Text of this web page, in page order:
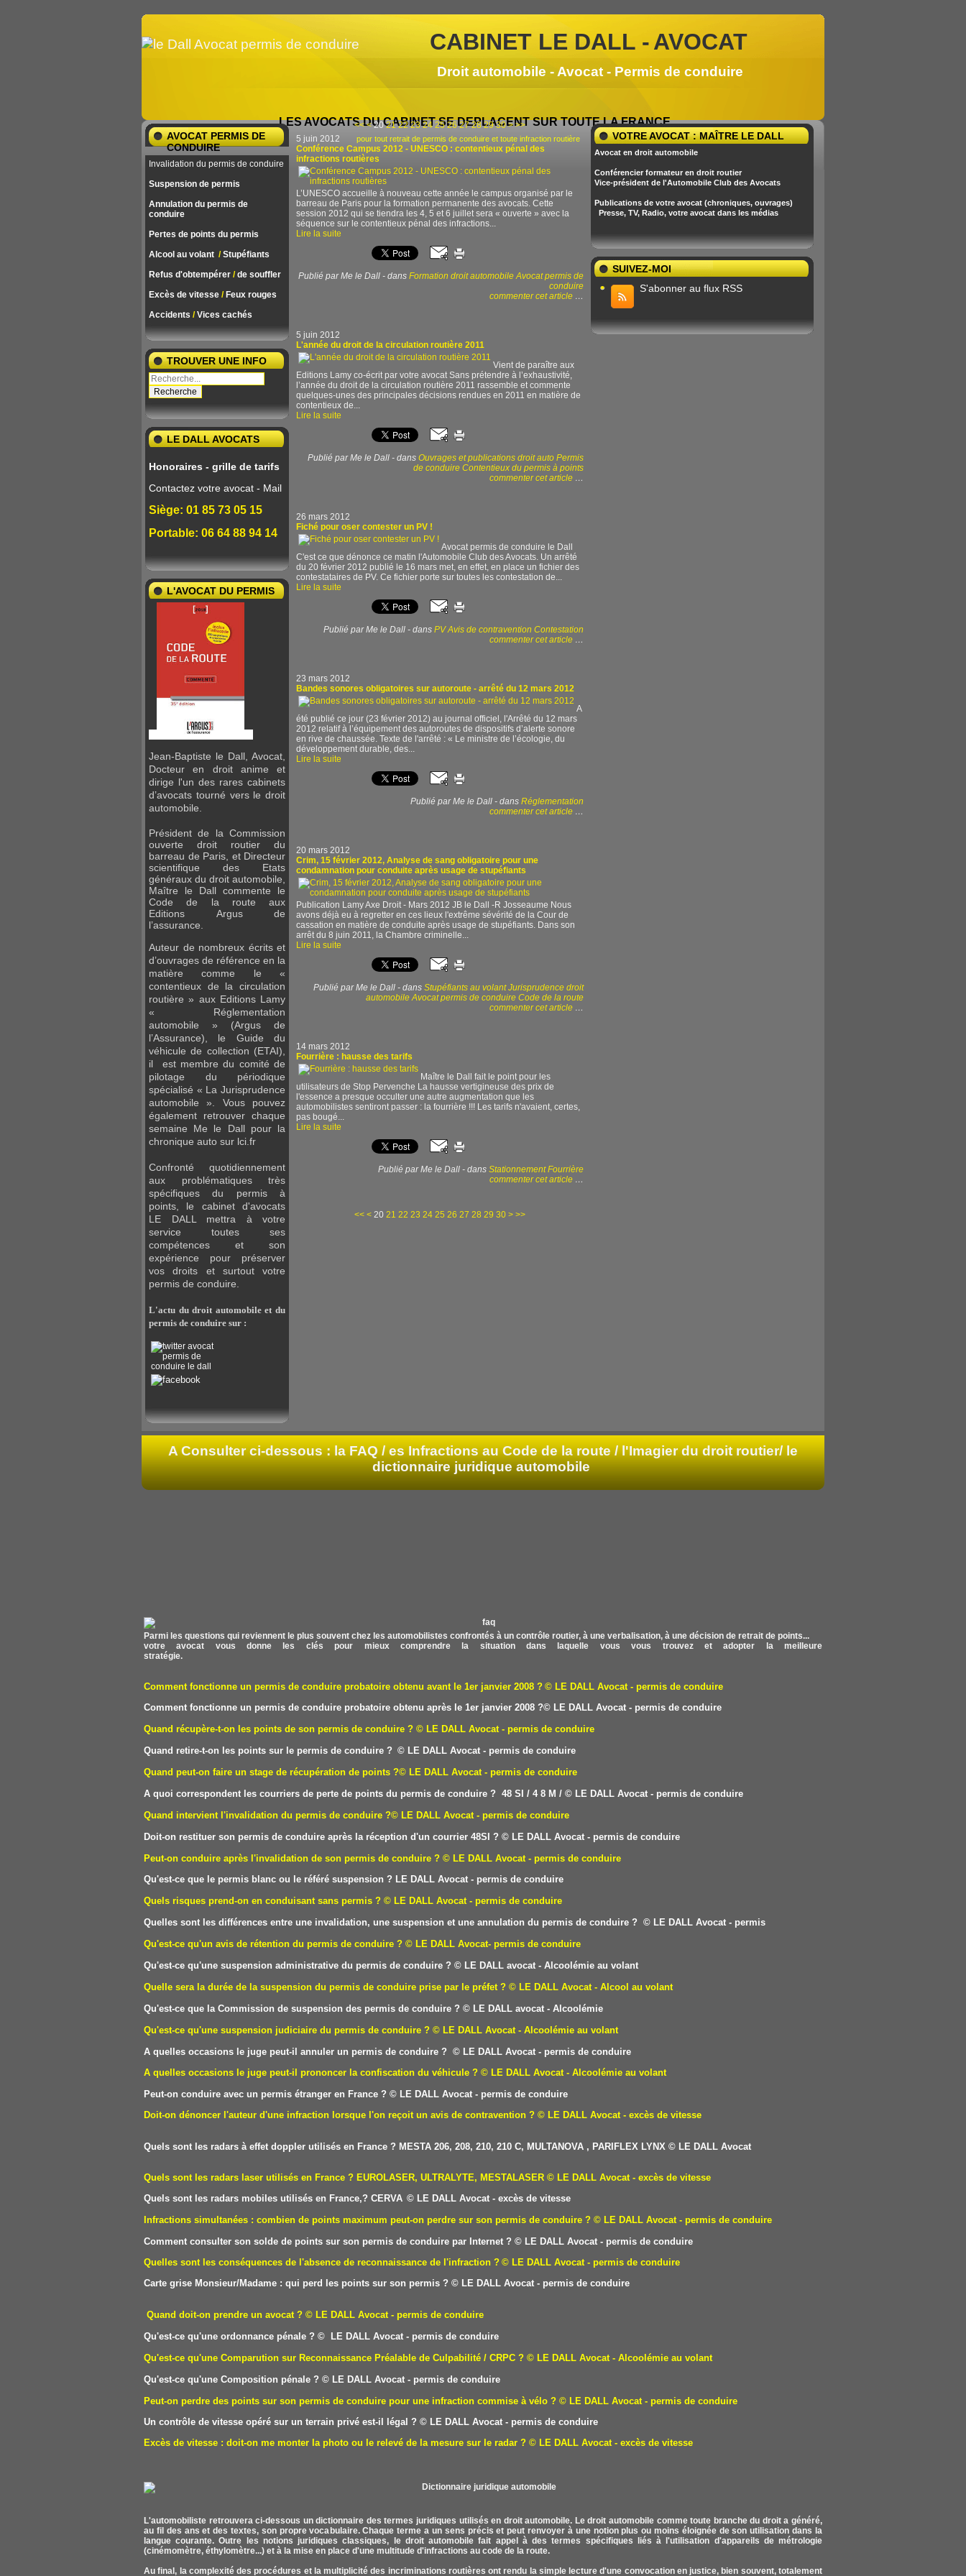
CABINET LE DALL -AVOCAT
Droit automobile - Avocat - Permis de conduire
LES AVOCATS DU CABINET SE DEPLACENT SUR TOUTE LA FRANCE
pour tout retrait de permis de conduire et toute infraction routière
AVOCAT PERMIS DE
CONDUIRE
Invalidation du permis de conduire
Suspension de permis
Annulation du permis de
conduire
Pertes de points du permis
Alcool au volant /Stupéfiants
Refus d'obtempérer /de souffler
Excès de vitesse / Feux rouges
Accidents /Vices cachés
TROUVER UNE INFO
LE DALL AVOCATS
Honoraires - grille de tarifs
Contactez votre avocat - Mail
Siège: 01 85 73 05 15
Portable: 06 64 88 94 14
L'AVOCAT DU PERMIS
Jean-Baptiste le Dall, Avocat,
Docteur en droit anime et
dirige l'un des rares cabinets
d’avocats tourné vers le droit
automobile.
Président de la Commission
ouverte droit routier du
barreau de Paris, et Directeur
scientifique des Etats
généraux du droit automobile,
Maître le Dall commente le
Code de la route aux
Editions Argus de
l’assurance.
Auteur de nombreux écrits et
d’ouvrages de référence en la
matière comme le «
contentieux de la circulation
routière » aux Editions Lamy
« Réglementation
automobile » (Argus de
l’Assurance), le Guide du
véhicule de collection (ETAI),
il est membre du comité de
pilotage du périodique
spécialisé « La Jurisprudence
automobile ». Vous pouvez
également retrouver chaque
semaine Me le Dall pour la
chronique auto sur lci.fr
Confronté quotidiennement
aux problématiques très
spécifiques du permis à
points, le cabinet d'avocats
LE DALL mettra à votre
service toutes ses
compétences et son
expérience pour préserver
vos droits et surtout votre
permis de conduire.
L'actu du droit automobile et du
permis de conduire sur :
<< <10
20 21 22 23 24 25 26 27 28 29 3040
50
60
> >>
5 juin 2012
Conférence Campus 2012 - UNESCO : contentieux pénal des
infractions routières
L’UNESCO accueille à nouveau cette année le campus organisé par le
barreau de Paris pour la formation permanente des avocats. Cette
session 2012 qui se tiendra les 4, 5 et 6 juillet sera « ouverte » avec la
séquence sur le contentieux pénal des infractions...
Lire la suite
Publié par Me le Dall - dans Formation droit automobile Avocat permis de
conduire
commenter cet article …
5 juin 2012
L'année du droit de la circulation routière 2011
Vient de paraître aux
Editions Lamy co-écrit par votre avocat Sans prétendre à l’exhaustivité,
l’année du droit de la circulation routière 2011 rassemble et commente
quelques-unes des principales décisions rendues en 2011 en matière de
contentieux de...
Lire la suite
Publié par Me le Dall - dans Ouvrages et publications droit auto Permis
de conduire Contentieux du permis à points
commenter cet article …
26 mars 2012
Fiché pour oser contester un PV !
Avocat permis de conduire le Dall
C'est ce que dénonce ce matin l'Automobile Club des Avocats. Un arrêté
du 20 février 2012 publié le 16 mars met, en effet, en place un fichier des
contestataires de PV. Ce fichier porte sur toutes les contestation de...
Lire la suite
Publié par Me le Dall - dans PV Avis de contravention Contestation
commenter cet article …
23 mars 2012
Bandes sonores obligatoires sur autoroute - arrêté du 12 mars 2012
A
été publié ce jour (23 février 2012) au journal officiel, l'Arrêté du 12 mars
2012 relatif à l’équipement des autoroutes de dispositifs d’alerte sonore
en rive de chaussée. Texte de l'arrêté : « Le ministre de l’écologie, du
développement durable, des...
Lire la suite
Publié par Me le Dall - dans Réglementation
commenter cet article …
20 mars 2012
Crim, 15 février 2012, Analyse de sang obligatoire pour une
condamnation pour conduite après usage de stupéfiants
Publication Lamy Axe Droit - Mars 2012 JB le Dall -R Josseaume Nous
avons déjà eu à regretter en ces lieux l'extrême sévérité de la Cour de
cassation en matière de conduite après usage de stupéfiants. Dans son
arrêt du 8 juin 2011, la Chambre criminelle...
Lire la suite
Publié par Me le Dall - dans Stupéfiants au volant Jurisprudence droit
automobile Avocat permis de conduire Code de la route
commenter cet article …
14 mars 2012
Fourrière : hausse des tarifs
Maître le Dall fait le point pour les
utilisateurs de Stop Pervenche La hausse vertigineuse des prix de
l'essence a presque occulter une autre augmentation que les
automobilistes sentiront passer : la fourrière !!! Les tarifs n'avaient, certes,
pas bougé...
Lire la suite
Publié par Me le Dall - dans Stationnement Fourrière
commenter cet article …
<< < 10
20 21 22 23 24 25 26 27 28 29 30 40
50
60
> >>
VOTRE AVOCAT : MAÎTRE LE DALL
Avocat en droit automobile
Conférencier formateur en droit routier
Vice-président de l'Automobile Club des Avocats
Publications de votre avocat (chroniques, ouvrages)
Presse, TV, Radio, votre avocat dans les médias
SUIVEZ-MOI
S'abonner au flux RSS
A Consulter ci-dessous : la FAQ /es Infractions au Code de la route / l'Imagier du droit routier/ le
dictionnaire juridique automobile
Parmi les questions qui reviennent le plus souvent chez les automobilistes confrontés à un contrôle routier, à une verbalisation, à une décision de retrait de points...
votre avocat vous donne les clés pour mieux comprendre la situation dans laquelle vous vous trouvez et adopter la meilleure
stratégie.
Comment fonctionne un permis de conduire probatoire obtenu avant le 1er janvier 2008 ? © LE DALL Avocat - permis de conduire
Comment fonctionne un permis de conduire probatoire obtenu après le 1er janvier 2008 ?© LE DALL Avocat - permis de conduire
Quand récupère-t-on les points de son permis de conduire ? © LE DALL Avocat - permis de conduire
Quand retire-t-on les points sur le permis de conduire ? © LE DALL Avocat - permis de conduire
Quand peut-on faire un stage de récupération de points ?© LE DALL Avocat - permis de conduire
A quoi correspondent les courriers de perte de points du permis de conduire ? 48 SI / 4 8 M / © LE DALL Avocat - permis de conduire
Quand intervient l'invalidation du permis de conduire ?© LE DALL Avocat - permis de conduire
Doit-on restituer son permis de conduire après la réception d'un courrier 48SI ? © LE DALL Avocat - permis de conduire
Peut-on conduire après l'invalidation de son permis de conduire ? © LE DALL Avocat - permis de conduire
Qu'est-ce que le permis blanc ou le référé suspension ? LE DALL Avocat - permis de conduire
Quels risques prend-on en conduisant sans permis ? © LE DALL Avocat - permis de conduire
Quelles sont les différences entre une invalidation, une suspension et une annulation du permis de conduire ? © LE DALL Avocat - permis
Qu'est-ce qu'un avis de rétention du permis de conduire ? © LE DALL Avocat- permis de conduire
Qu'est-ce qu'une suspension administrative du permis de conduire ? © LE DALL avocat - Alcoolémie au volant
Quelle sera la durée de la suspension du permis de conduire prise par le préfet ? © LE DALL Avocat - Alcool au volant
Qu'est-ce que la Commission de suspension des permis de conduire ? © LE DALL avocat - Alcoolémie
Qu'est-ce qu'une suspension judiciaire du permis de conduire ? © LE DALL Avocat - Alcoolémie au volant
A quelles occasions le juge peut-il annuler un permis de conduire ? © LE DALL Avocat - permis de conduire
A quelles occasions le juge peut-il prononcer la confiscation du véhicule ? © LE DALL Avocat - Alcoolémie au volant
Peut-on conduire avec un permis étranger en France ? © LE DALL Avocat - permis de conduire
Doit-on dénoncer l'auteur d'une infraction lorsque l'on reçoit un avis de contravention ? © LE DALL Avocat - excès de vitesse
Quels sont les radars à effet doppler utilisés en France ? MESTA 206, 208, 210, 210 C, MULTANOVA , PARIFLEX LYNX © LE DALL Avocat
Quels sont les radars laser utilisés en France ? EUROLASER, ULTRALYTE, MESTALASER © LE DALL Avocat - excès de vitesse
Quels sont les radars mobiles utilisés en France,? CERVA © LE DALL Avocat - excès de vitesse
Infractions simultanées : combien de points maximum peut-on perdre sur son permis de conduire ? © LE DALL Avocat - permis de conduire
Comment consulter son solde de points sur son permis de conduire par Internet ? © LE DALL Avocat - permis de conduire
Quelles sont les conséquences de l'absence de reconnaissance de l'infraction ? © LE DALL Avocat - permis de conduire
Carte grise Monsieur/Madame : qui perd les points sur son permis ? © LE DALL Avocat - permis de conduire
Quand doit-on prendre un avocat ? © LE DALL Avocat - permis de conduire
Qu'est-ce qu'une ordonnance pénale ? © LE DALL Avocat - permis de conduire
Qu'est-ce qu'une Comparution sur Reconnaissance Préalable de Culpabilité / CRPC ? © LE DALL Avocat - Alcoolémie au volant
Qu'est-ce qu'une Composition pénale ? © LE DALL Avocat - permis de conduire
Peut-on perdre des points sur son permis de conduire pour une infraction commise à vélo ? © LE DALL Avocat - permis de conduire
Un contrôle de vitesse opéré sur un terrain privé est-il légal ? © LE DALL Avocat - permis de conduire
Excès de vitesse : doit-on me monter la photo ou le relevé de la mesure sur le radar ? © LE DALL Avocat - excès de vitesse
L'automobiliste retrouvera ci-dessous un dictionnaire des termes juridiques utilisés en droit automobile. Le droit automobile comme toute branche du droit a généré,
au fil des ans et des textes, son propre vocabulaire. Chaque terme a un sens précis et peut renvoyer à une notion plus ou moins éloignée de son utilisation dans la
langue courante. Outre les notions juridiques classiques, le droit automobile fait appel à des termes spécifiques liés à l'utilisation d'appareils de métrologie
(cinémomètre, éthylomètre...) et à la mise en place d'une multitude d'infractions au code de la route.
Au final, la complexité des procédures et la multiplicité des incriminations routières ont rendu la simple lecture d'une convocation en justice, bien souvent, totalement